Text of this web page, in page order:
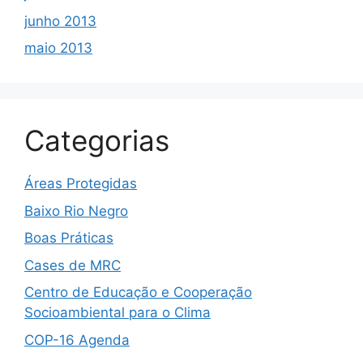
junho 2013
maio 2013
Categorias
Áreas Protegidas
Baixo Rio Negro
Boas Práticas
Cases de MRC
Centro de Educação e Cooperação
Socioambiental para o Clima
COP-16 Agenda